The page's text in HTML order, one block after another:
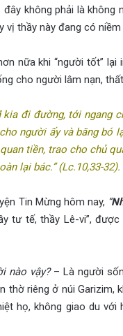
không phải là không
vị thầy này đang có niềm
nữa khi “người tốt” lại
cho người lâm nạn,
kia đi đường, tới ngang
người ấy và băng bó
tiền, trao cho chủ
lại bác.” (Lc.10,33-32).
Tin Mừng hôm nay, “
tư tế, thầy Lê-vi”,
nào vậy?– Là người
thờ riêng ở núi Garizim,
họ, không giao du